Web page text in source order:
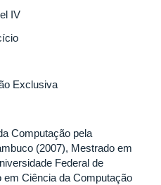
IV
Exclusiva
Computação pela
(2007), Mestrado em
Federal de
em Ciência da Computação